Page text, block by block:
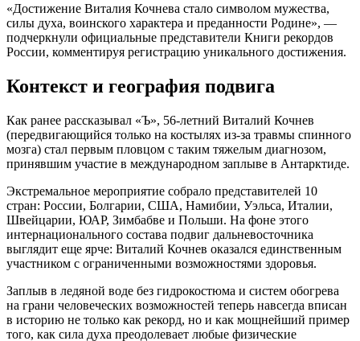
«Достижение Виталия Кочнева стало символом мужества,
силы духа, воинского характера и преданности Родине», —
подчеркнули официальные представители Книги рекордов
России, комментируя регистрацию уникального достижения.
Контекст и география подвига
Как ранее рассказывал «Ъ», 56-летний Виталий Кочнев
(передвигающийся только на костылях из-за травмы спинного
мозга) стал первым пловцом с таким тяжелым диагнозом,
принявшим участие в международном заплыве в Антарктиде.
Экстремальное мероприятие собрало представителей 10
стран: России, Болгарии, США, Намибии, Уэльса, Италии,
Швейцарии, ЮАР, Зимбабве и Польши. На фоне этого
интернационального состава подвиг дальневосточника
выглядит еще ярче: Виталий Кочнев оказался единственным
участником с ограниченными возможностями здоровья.
Заплыв в ледяной воде без гидрокостюма и систем обогрева
на грани человеческих возможностей теперь навсегда вписан
в историю не только как рекорд, но и как мощнейший пример
того, как сила духа преодолевает любые физические